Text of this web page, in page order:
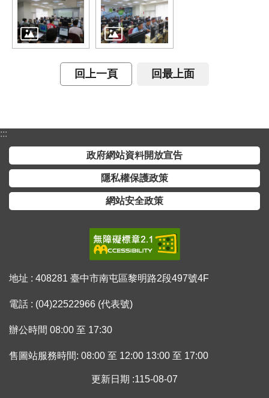
業
務
介
紹
便
服
務
測
政
資
訊
公
開
回上一頁 回最上面
:::
政府網站資料開放宣告
隱私權保護政策
網站安全政策
地址 : 408281 臺中市南屯區黎明路2段497號4F
電話 : (04)22522966 (代表號)
辦公時間 08:00 至 17:30
售圖站服務時間: 08:00 至 12:00 13:00 至 17:00
更新日期 115-08-07